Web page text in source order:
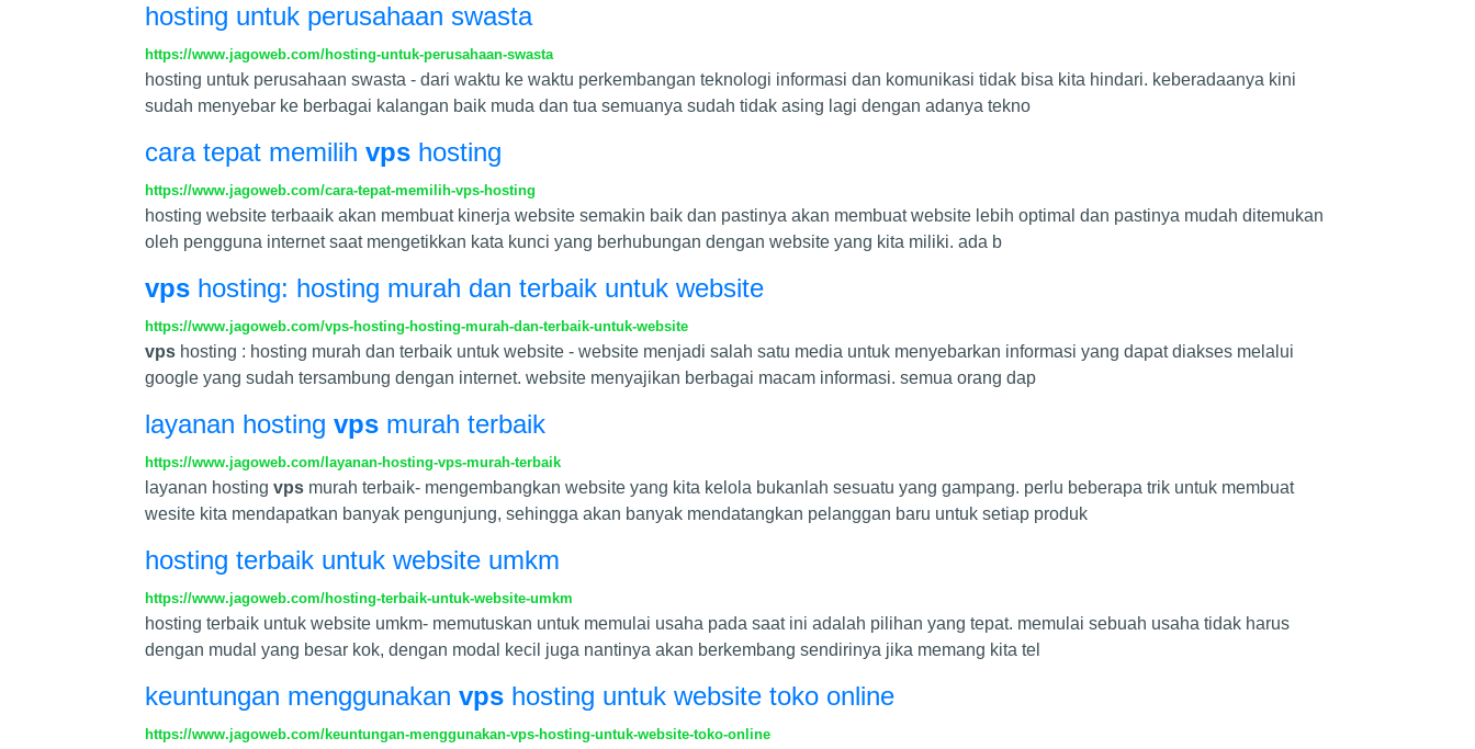
hosting untuk perusahaan swasta
https://www.jagoweb.com/hosting-untuk-perusahaan-swasta
hosting untuk perusahaan swasta - dari waktu ke waktu perkembangan teknologi informasi dan komunikasi tidak bisa kita hindari. keberadaanya kini
sudah menyebar ke berbagai kalangan baik muda dan tua semuanya sudah tidak asing lagi dengan adanya tekno
cara tepat memilih vps hosting
https://www.jagoweb.com/cara-tepat-memilih-vps-hosting
hosting website terbaaik akan membuat kinerja website semakin baik dan pastinya akan membuat website lebih optimal dan pastinya mudah ditemukan
oleh pengguna internet saat mengetikkan kata kunci yang berhubungan dengan website yang kita miliki. ada b
vps hosting: hosting murah dan terbaik untuk website
https://www.jagoweb.com/vps-hosting-hosting-murah-dan-terbaik-untuk-website
vps hosting : hosting murah dan terbaik untuk website - website menjadi salah satu media untuk menyebarkan informasi yang dapat diakses melalui
google yang sudah tersambung dengan internet. website menyajikan berbagai macam informasi. semua orang dap
layanan hosting vps murah terbaik
https://www.jagoweb.com/layanan-hosting-vps-murah-terbaik
layanan hosting vps murah terbaik- mengembangkan website yang kita kelola bukanlah sesuatu yang gampang. perlu beberapa trik untuk membuat
wesite kita mendapatkan banyak pengunjung, sehingga akan banyak mendatangkan pelanggan baru untuk setiap produk
hosting terbaik untuk website umkm
https://www.jagoweb.com/hosting-terbaik-untuk-website-umkm
hosting terbaik untuk website umkm- memutuskan untuk memulai usaha pada saat ini adalah pilihan yang tepat. memulai sebuah usaha tidak harus
dengan mudal yang besar kok, dengan modal kecil juga nantinya akan berkembang sendirinya jika memang kita tel
keuntungan menggunakan vps hosting untuk website toko online
https://www.jagoweb.com/keuntungan-menggunakan-vps-hosting-untuk-website-toko-online